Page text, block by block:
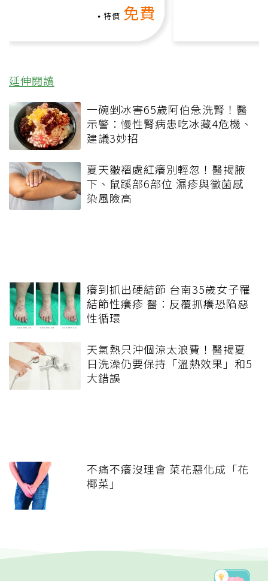
特價 免費
延伸閱讀
一碗剉冰害65歲阿伯急洗腎！醫
示警：慢性腎病患吃冰藏4危機、
建議3妙招
夏天皺褶處紅癢別輕忽！醫揭腋
下、鼠蹊部6部位 濕疹與黴菌感
染風險高
癢到抓出硬結節 台南35歲女子罹
結節性癢疹 醫：反覆抓癢恐陷惡
性循環
天氣熱只沖個涼太浪費！醫揭夏
日洗澡仍要保持「溫熱效果」和5
大錯誤
不痛不癢沒理會 菜花惡化成「花
椰菜」